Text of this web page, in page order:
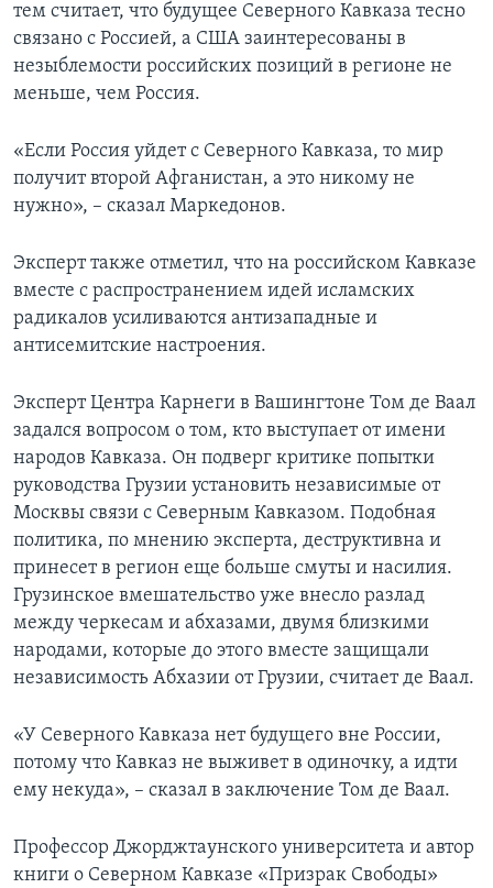
тем считает, что будущее Северного Кавказа тесно
связано с Россией, а США заинтересованы в
незыблемости российских позиций в регионе не
меньше, чем Россия.
«Если Россия уйдет с Северного Кавказа, то мир
получит второй Афганистан, а это никому не
нужно», – сказал Маркедонов.
Эксперт также отметил, что на российском Кавказе
вместе с распространением идей исламских
радикалов усиливаются антизападные и
антисемитские настроения.
Эксперт Центра Карнеги в Вашингтоне Том де Ваал
задался вопросом о том, кто выступает от имени
народов Кавказа. Он подверг критике попытки
руководства Грузии установить независимые от
Москвы связи с Северным Кавказом. Подобная
политика, по мнению эксперта, деструктивна и
принесет в регион еще больше смуты и насилия.
Грузинское вмешательство уже внесло разлад
между черкесам и абхазами, двумя близкими
народами, которые до этого вместе защищали
независимость Абхазии от Грузии, считает де Ваал.
«У Северного Кавказа нет будущего вне России,
потому что Кавказ не выживет в одиночку, а идти
ему некуда», – сказал в заключение Том де Ваал.
Профессор Джорджтаунского университета и автор
книги о Северном Кавказе «Призрак Свободы»